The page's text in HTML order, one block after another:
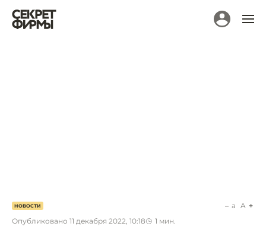
НОВОСТИ
Опубликовано 11 декабря 2022, 10:18 1 мин.
a A